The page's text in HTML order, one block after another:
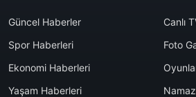
Güncel Haberler
Spor Haberleri
Ekonomi Haberleri
Yaşam Haberleri
Canlı
Foto